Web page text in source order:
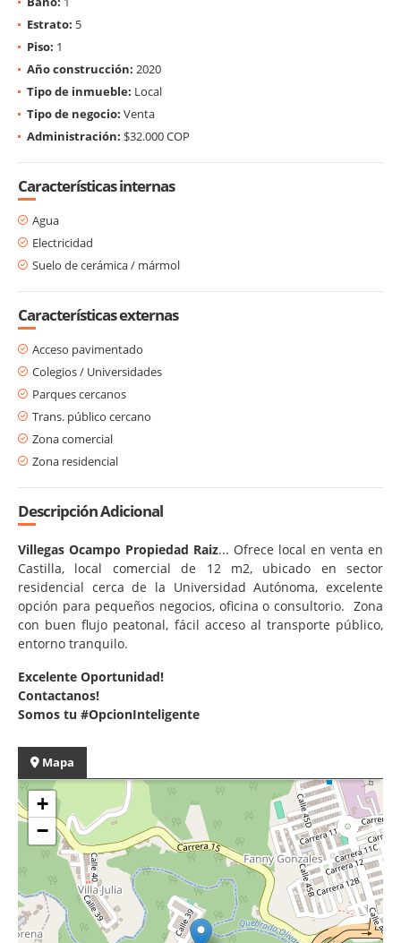
Estrato: 5
Piso: 1
Año construcción: 2020
Tipo de inmueble: Local
Tipo de negocio: Venta
Administración: $32.000 COP
Características internas
Agua
Electricidad
Suelo de cerámica / mármol
Características externas
Acceso pavimentado
Colegios / Universidades
Parques cercanos
Trans. público cercano
Zona comercial
Zona residencial
Descripción Adicional
Villegas Ocampo Propiedad Raiz... Ofrece local en venta en
Castilla, local comercial de 12 m2, ubicado en sector
residencial cerca de la Universidad Autónoma, excelente
opción para pequeños negocios, oficina o consultorio. Zona
con buen flujo peatonal, fácil acceso al transporte público,
entorno tranquilo.
Excelente Oportunidad!
Contactanos!
Somos tu #OpcionInteligente
Mapa
+
−